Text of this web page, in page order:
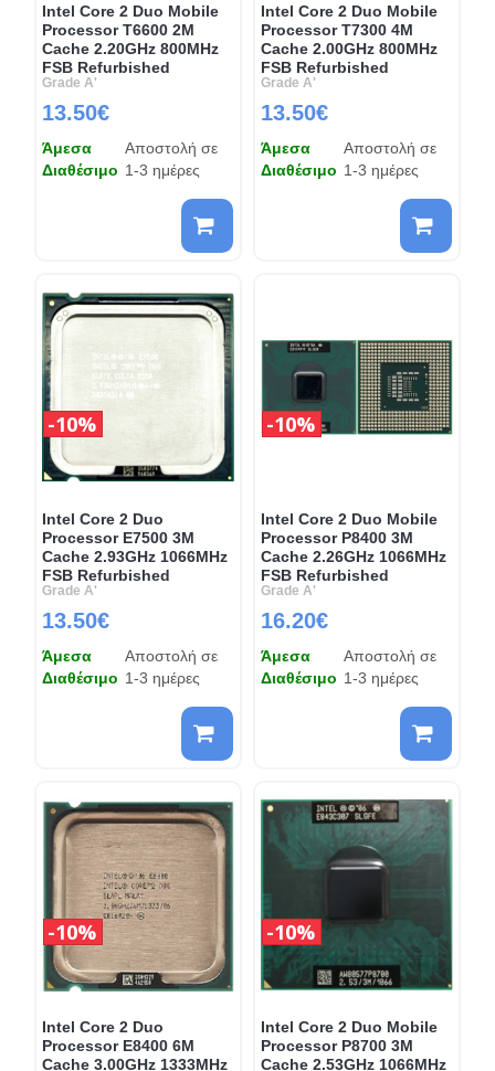
Intel Core 2 Duo Mobile
Processor T6600 2M
Cache 2.20GHz 800MHz
FSB Refurbished
Grade A'
13.50€
Άμεσα
Διαθέσιμο
Αποστολή σε
1-3 ημέρες
Intel Core 2 Duo Mobile
Processor T7300 4M
Cache 2.00GHz 800MHz
FSB Refurbished
Grade A'
13.50€
Άμεσα
Διαθέσιμο
Αποστολή σε
1-3 ημέρες
Intel Core 2 Duo
Processor E7500 3M
Cache 2.93GHz 1066MHz
FSB Refurbished
Grade A'
13.50€
10%
Άμεσα
Διαθέσιμο
Αποστολή σε
1-3 ημέρες
Intel Core 2 Duo Mobile
Processor P8400 3M
Cache 2.26GHz 1066MHz
FSB Refurbished
Grade A'
16.20€
10%
Άμεσα
Διαθέσιμο
Αποστολή σε
1-3 ημέρες
Intel Core 2 Duo
Processor E8400 6M
Cache 3.00GHz 1333MHz
10%
Intel Core 2 Duo Mobile
Processor P8700 3M
Cache 2.53GHz 1066MHz
10%